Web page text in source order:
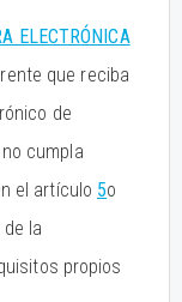
ELECTRÓNICA
que reciba
de
cumpla
el artículo 5o
la
propios